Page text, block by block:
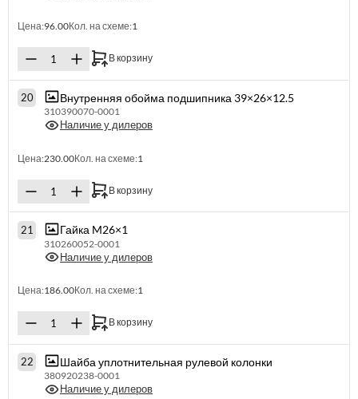
Цена:96.00Кол. на схеме:1
В корзину
20 Внутренняя обойма подшипника 39×26×12.5
310390070-0001
Наличие у дилеров
Цена:230.00Кол. на схеме:1
В корзину
21 Гайка M26×1
310260052-0001
Наличие у дилеров
Цена:186.00Кол. на схеме:1
В корзину
22 Шайба уплотнительная рулевой колонки
380920238-0001
Наличие у дилеров